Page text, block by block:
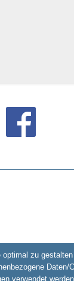
zu
Daten/
verwendet